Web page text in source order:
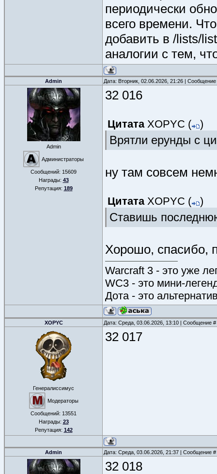
периодически
всего времени.
добавить в /lists/
аналогии с тем,
Admin Дата: Вторник, 02.06.2026, 21:26 |
Admin
Администраторы
Сообщений: 15609
Награды: 43
Репутация: 189
32 016
Цитата XOPYC ( )
Врятли ерунды с
ну там совсем
Цитата XOPYC ( )
Ставишь
Хорошо, спасибо,
Warcraft 3 - это уже
WC3 - это мини-
Дота - это
XOPYC Дата: Среда, 03.06.2026, 13:10 | Сообщение #
Генералиссимус
Модераторы
Сообщений: 13551
Награды: 23
Репутация: 142
32 017
Admin Дата: Среда, 03.06.2026, 21:37 | Сообщение #
32 018